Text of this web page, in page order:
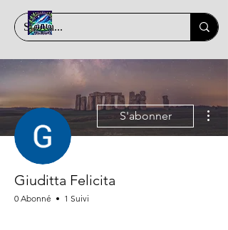
S'abonner
Giuditta Felicita
0 Abonné 1 Suivi